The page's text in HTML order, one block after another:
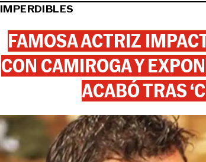
IMPERDIBLES
FAMOSA ACTRIZ
CON CAMIROGA Y
ACABÓ TRAS